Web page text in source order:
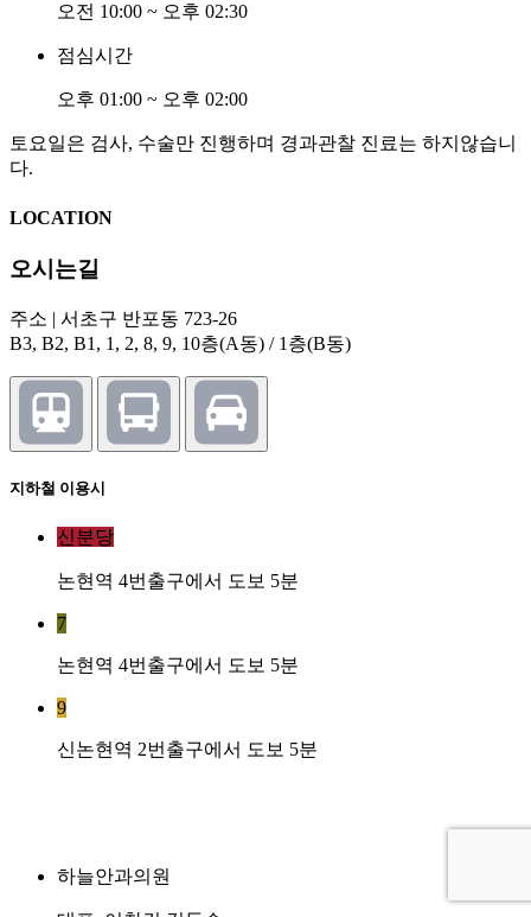
오전 10:00 ~ 오후 02:30
점심시간
오후 01:00 ~ 오후 02:00
토요일은 검사, 수술만 진행하며 경과관찰 진료는 하지않습니
다.
LOCATION
오시는길
주소 | 서초구 반포동 723-26
B3, B2, B1, 1, 2, 8, 9, 10층(A동) / 1층(B동)
지하철 이용시
신분당
논현역 4번출구에서 도보 5분
7
논현역 4번출구에서 도보 5분
9
신논현역 2번출구에서 도보 5분
하늘안과의원